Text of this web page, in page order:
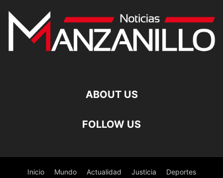
ABOUT US
FOLLOW US
Inicio Mundo Actualidad Justicia Deportes